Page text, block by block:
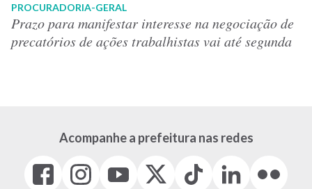
PROCURADORIA-GERAL
Prazo para manifestar interesse na negociação de
precatórios de ações trabalhistas vai até segunda
Acompanhe a prefeitura nas redes
Facebook
(link
Instagram
(link
(link
(Antigo
Tiktok
(link
LinkedIn
(link
(link